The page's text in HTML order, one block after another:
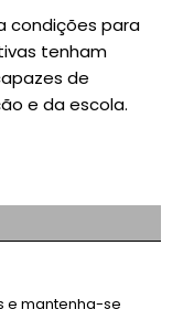
condições para
tenham
de
e da escola.
e mantenha-se